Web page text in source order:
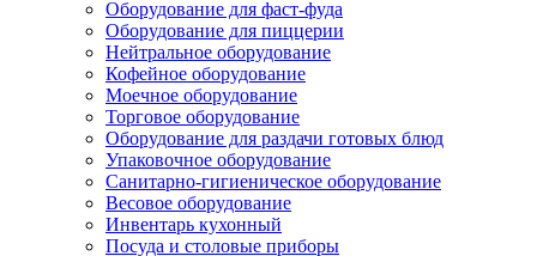
Оборудование для фаст-фуда
Оборудование для пиццерии
Нейтральное оборудование
Кофейное оборудование
Моечное оборудование
Торговое оборудование
Оборудование для раздачи готовых блюд
Упаковочное оборудование
Санитарно-гигиеническое оборудование
Весовое оборудование
Инвентарь кухонный
Посуда и столовые приборы